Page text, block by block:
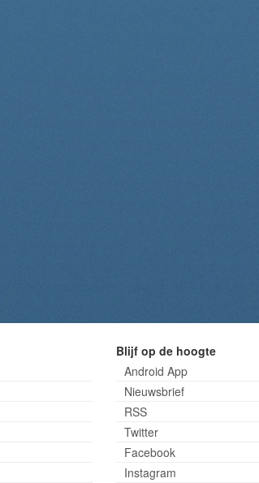
Blijf op de hoogte
Android App
Nieuwsbrief
RSS
Twitter
Facebook
Instagram